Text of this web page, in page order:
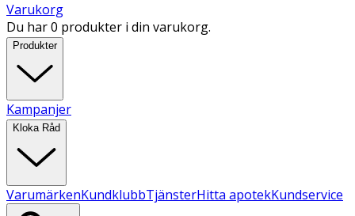
Varukorg
Du har 0 produkter i din varukorg.
Produkter
Kampanjer
Kloka Råd
VarumärkenKundklubbTjänsterHitta apotekKundservice